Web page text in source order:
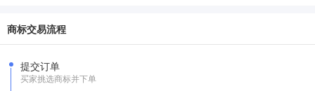
商标交易流程
提交订单
买家挑选商标并下单